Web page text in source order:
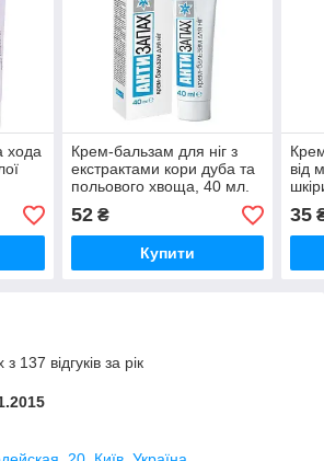
хода
Крем-бальзам для ніг з
екстрактами кори дуба та
польового хвоща, 40 мл.
Еліксир (оригінал)
52₴
Купити
від
35
137 відгуків за рік